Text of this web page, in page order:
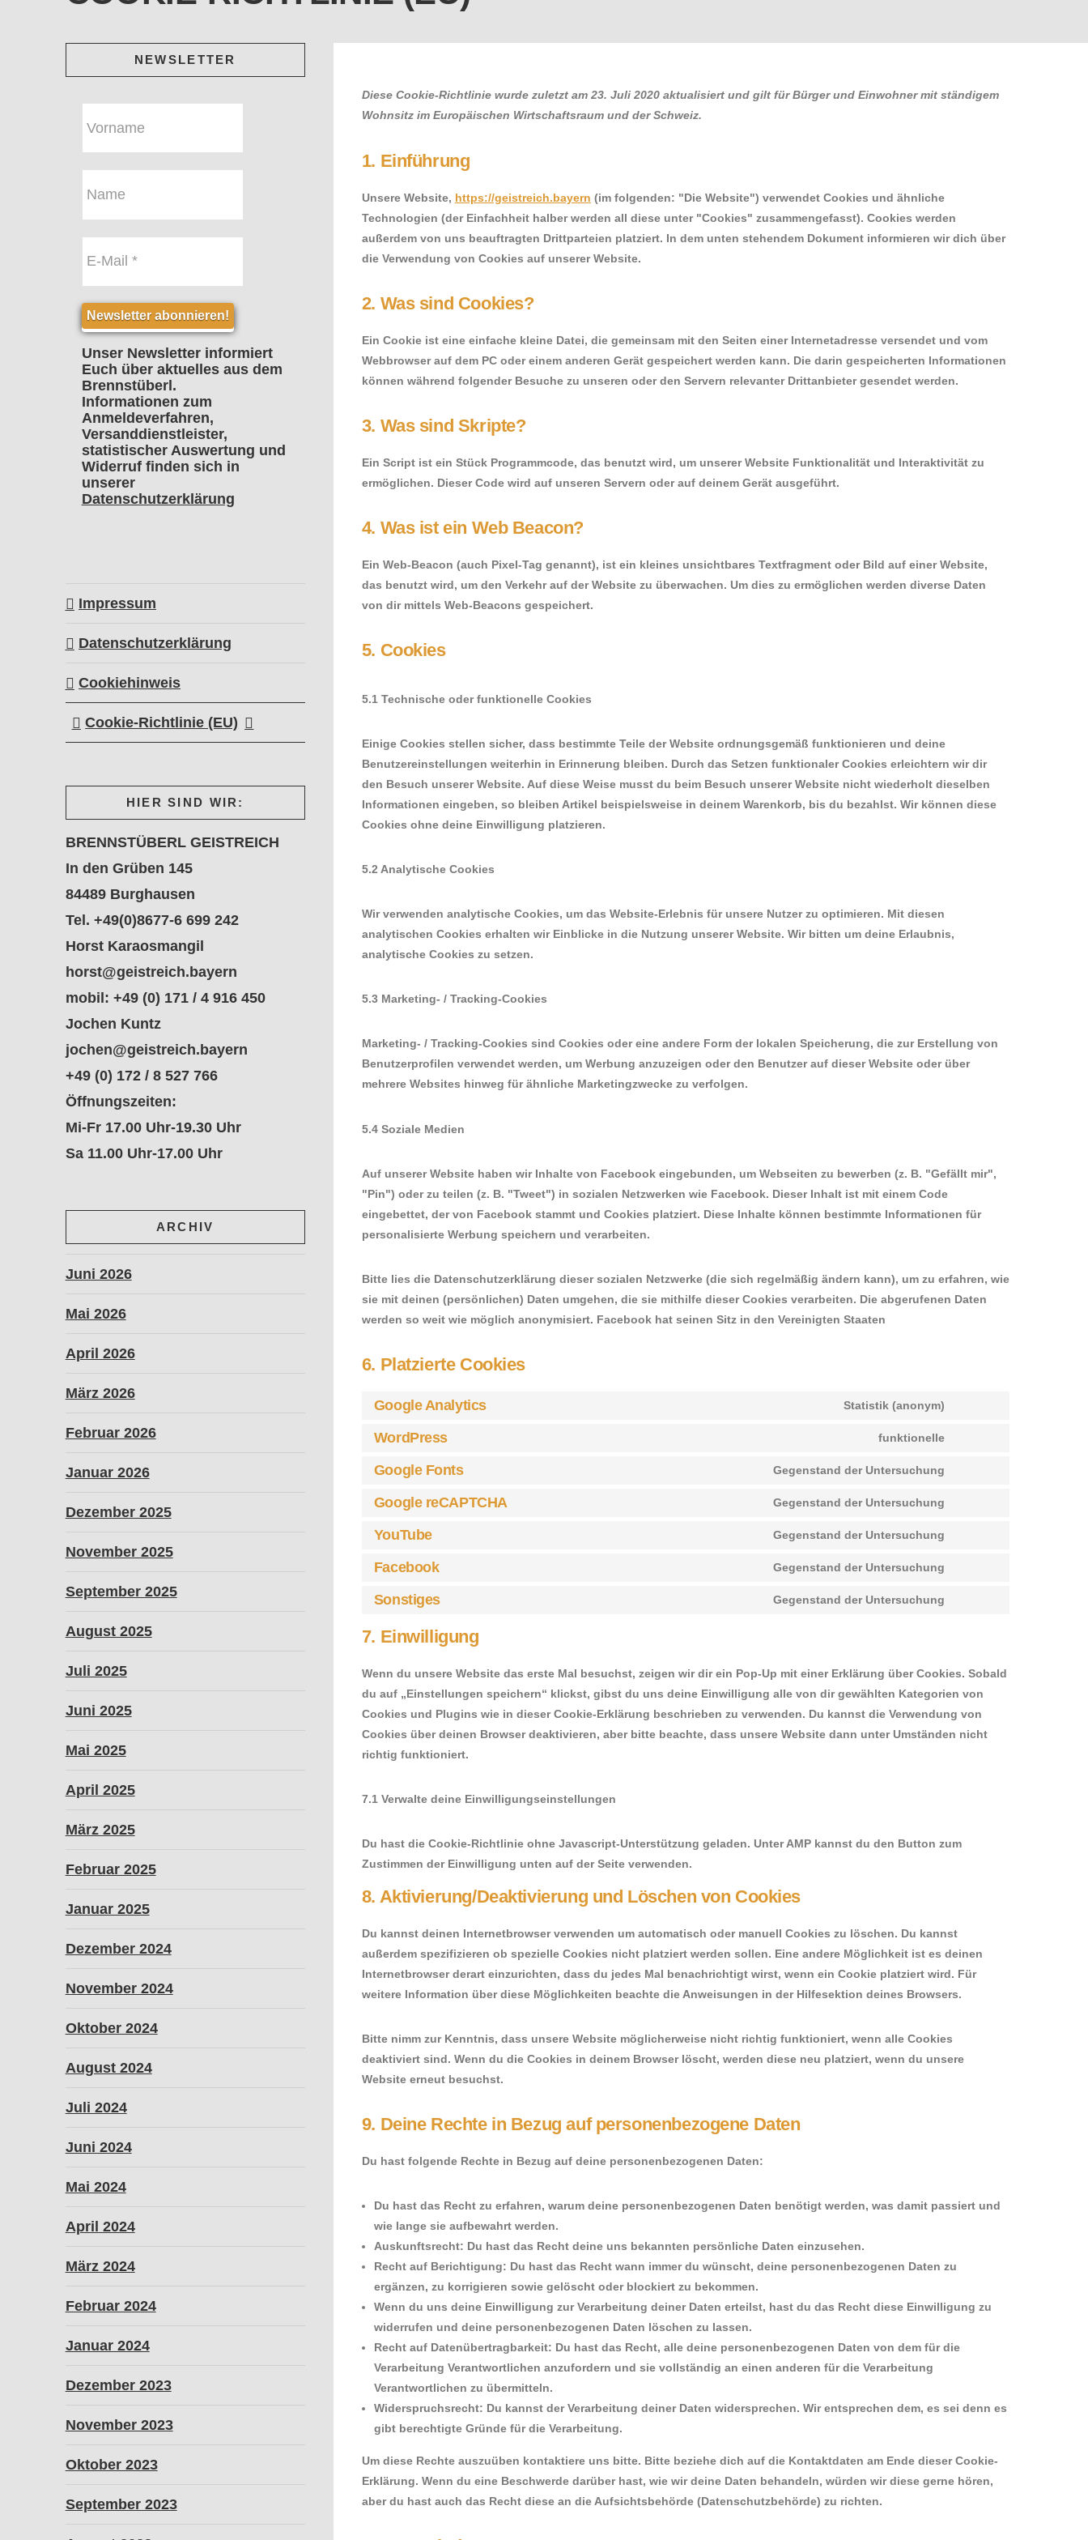
Diese Cookie-Richtlinie wurde zuletzt am 23. Juli 2020 aktualisiert und gilt für Bürger und Einwohner mit ständigem
Wohnsitz im Europäischen Wirtschaftsraum und der Schweiz.
1. Einführung
Unsere Website, https://geistreich.bayern (im folgenden: "Die Website") verwendet Cookies und ähnliche
Technologien (der Einfachheit halber werden all diese unter "Cookies" zusammengefasst). Cookies werden
außerdem von uns beauftragten Drittparteien platziert. In dem unten stehendem Dokument informieren wir dich über
die Verwendung von Cookies auf unserer Website.
2. Was sind Cookies?
Ein Cookie ist eine einfache kleine Datei, die gemeinsam mit den Seiten einer Internetadresse versendet und vom
Webbrowser auf dem PC oder einem anderen Gerät gespeichert werden kann. Die darin gespeicherten Informationen
können während folgender Besuche zu unseren oder den Servern relevanter Drittanbieter gesendet werden.
3. Was sind Skripte?
Ein Script ist ein Stück Programmcode, das benutzt wird, um unserer Website Funktionalität und Interaktivität zu
ermöglichen. Dieser Code wird auf unseren Servern oder auf deinem Gerät ausgeführt.
4. Was ist ein Web Beacon?
Ein Web-Beacon (auch Pixel-Tag genannt), ist ein kleines unsichtbares Textfragment oder Bild auf einer Website,
das benutzt wird, um den Verkehr auf der Website zu überwachen. Um dies zu ermöglichen werden diverse Daten
von dir mittels Web-Beacons gespeichert.
5. Cookies
5.1 Technische oder funktionelle Cookies
Einige Cookies stellen sicher, dass bestimmte Teile der Website ordnungsgemäß funktionieren und deine
Benutzereinstellungen weiterhin in Erinnerung bleiben. Durch das Setzen funktionaler Cookies erleichtern wir dir
den Besuch unserer Website. Auf diese Weise musst du beim Besuch unserer Website nicht wiederholt dieselben
Informationen eingeben, so bleiben Artikel beispielsweise in deinem Warenkorb, bis du bezahlst. Wir können diese
Cookies ohne deine Einwilligung platzieren.
5.2 Analytische Cookies
Wir verwenden analytische Cookies, um das Website-Erlebnis für unsere Nutzer zu optimieren. Mit diesen
analytischen Cookies erhalten wir Einblicke in die Nutzung unserer Website. Wir bitten um deine Erlaubnis,
analytische Cookies zu setzen.
5.3 Marketing- / Tracking-Cookies
Marketing- / Tracking-Cookies sind Cookies oder eine andere Form der lokalen Speicherung, die zur Erstellung von
Benutzerprofilen verwendet werden, um Werbung anzuzeigen oder den Benutzer auf dieser Website oder über
mehrere Websites hinweg für ähnliche Marketingzwecke zu verfolgen.
5.4 Soziale Medien
Auf unserer Website haben wir Inhalte von Facebook eingebunden, um Webseiten zu bewerben (z. B. "Gefällt mir",
"Pin") oder zu teilen (z. B. "Tweet") in sozialen Netzwerken wie Facebook. Dieser Inhalt ist mit einem Code
eingebettet, der von Facebook stammt und Cookies platziert. Diese Inhalte können bestimmte Informationen für
personalisierte Werbung speichern und verarbeiten.
Bitte lies die Datenschutzerklärung dieser sozialen Netzwerke (die sich regelmäßig ändern kann), um zu erfahren, wie
sie mit deinen (persönlichen) Daten umgehen, die sie mithilfe dieser Cookies verarbeiten. Die abgerufenen Daten
werden so weit wie möglich anonymisiert. Facebook hat seinen Sitz in den Vereinigten Staaten
6. Platzierte Cookies
Google Analytics Statistik (anonym)
WordPress funktionelle
Google Fonts Gegenstand der Untersuchung
Google reCAPTCHA Gegenstand der Untersuchung
YouTube Gegenstand der Untersuchung
Facebook Gegenstand der Untersuchung
Sonstiges Gegenstand der Untersuchung
sonstiges
7. Einwilligung
Wenn du unsere Website das erste Mal besuchst, zeigen wir dir ein Pop-Up mit einer Erklärung über Cookies. Sobald
du auf „Einstellungen speichern“ klickst, gibst du uns deine Einwilligung alle von dir gewählten Kategorien von
Cookies und Plugins wie in dieser Cookie-Erklärung beschrieben zu verwenden. Du kannst die Verwendung von
Cookies über deinen Browser deaktivieren, aber bitte beachte, dass unsere Website dann unter Umständen nicht
richtig funktioniert.
7.1 Verwalte deine Einwilligungseinstellungen
Du hast die Cookie-Richtlinie ohne Javascript-Unterstützung geladen. Unter AMP kannst du den Button zum
Zustimmen der Einwilligung unten auf der Seite verwenden.
8. Aktivierung/Deaktivierung und Löschen von Cookies
Du kannst deinen Internetbrowser verwenden um automatisch oder manuell Cookies zu löschen. Du kannst
außerdem spezifizieren ob spezielle Cookies nicht platziert werden sollen. Eine andere Möglichkeit ist es deinen
Internetbrowser derart einzurichten, dass du jedes Mal benachrichtigt wirst, wenn ein Cookie platziert wird. Für
weitere Information über diese Möglichkeiten beachte die Anweisungen in der Hilfesektion deines Browsers.
Bitte nimm zur Kenntnis, dass unsere Website möglicherweise nicht richtig funktioniert, wenn alle Cookies
deaktiviert sind. Wenn du die Cookies in deinem Browser löscht, werden diese neu platziert, wenn du unsere
Website erneut besuchst.
9. Deine Rechte in Bezug auf personenbezogene Daten
Du hast folgende Rechte in Bezug auf deine personenbezogenen Daten:
Du hast das Recht zu erfahren, warum deine personenbezogenen Daten benötigt werden, was damit passiert und
wie lange sie aufbewahrt werden.
Auskunftsrecht: Du hast das Recht deine uns bekannten persönliche Daten einzusehen.
Recht auf Berichtigung: Du hast das Recht wann immer du wünscht, deine personenbezogenen Daten zu
ergänzen, zu korrigieren sowie gelöscht oder blockiert zu bekommen.
Wenn du uns deine Einwilligung zur Verarbeitung deiner Daten erteilst, hast du das Recht diese Einwilligung zu
widerrufen und deine personenbezogenen Daten löschen zu lassen.
Recht auf Datenübertragbarkeit: Du hast das Recht, alle deine personenbezogenen Daten von dem für die
Verarbeitung Verantwortlichen anzufordern und sie vollständig an einen anderen für die Verarbeitung
Verantwortlichen zu übermitteln.
Widerspruchsrecht: Du kannst der Verarbeitung deiner Daten widersprechen. Wir entsprechen dem, es sei denn es
gibt berechtigte Gründe für die Verarbeitung.
Um diese Rechte auszuüben kontaktiere uns bitte. Bitte beziehe dich auf die Kontaktdaten am Ende dieser Cookie-
Erklärung. Wenn du eine Beschwerde darüber hast, wie wir deine Daten behandeln, würden wir diese gerne hören,
aber du hast auch das Recht diese an die Aufsichtsbehörde (Datenschutzbehörde) zu richten.
NEWSLETTER
Unser Newsletter informiert
Euch über aktuelles aus dem
Brennstüberl.
Informationen zum
Anmeldeverfahren,
Versanddienstleister,
statistischer Auswertung und
Widerruf finden sich in
unserer
Datenschutzerklärung
Impressum
Datenschutzerklärung
Cookiehinweis
Cookie-Richtlinie (EU)
HIER SIND WIR:
BRENNSTÜBERL GEISTREICH
In den Grüben 145
84489 Burghausen
Tel. +49(0)8677-6 699 242
Horst Karaosmangil
horst@geistreich.bayern
mobil: +49 (0) 171 / 4 916 450
Jochen Kuntz
jochen@geistreich.bayern
+49 (0) 172 / 8 527 766
Öffnungszeiten:
Mi-Fr 17.00 Uhr-19.30 Uhr
Sa 11.00 Uhr-17.00 Uhr
ARCHIV
Juni 2026
Mai 2026
April 2026
März 2026
Februar 2026
Januar 2026
Dezember 2025
November 2025
September 2025
August 2025
Juli 2025
Juni 2025
Mai 2025
April 2025
März 2025
Februar 2025
Januar 2025
Dezember 2024
November 2024
Oktober 2024
August 2024
Juli 2024
Juni 2024
Mai 2024
April 2024
März 2024
Februar 2024
Januar 2024
Dezember 2023
November 2023
Oktober 2023
September 2023